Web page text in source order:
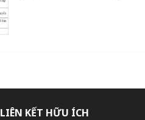
LIÊN KẾT HỮU ÍCH